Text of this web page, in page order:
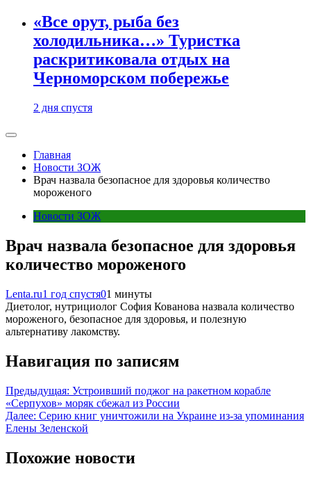
«Все орут, рыба без
холодильника…» Туристка
раскритиковала отдых на
Черноморском побережье
2 дня спустя
Главная
Новости ЗОЖ
Врач назвала безопасное для здоровья количество
мороженого
Новости ЗОЖ
Врач назвала безопасное для здоровья
количество мороженого
Lenta.ru1 год спустя01 минуты
Диетолог, нутрициолог София Кованова назвала количество
мороженого, безопасное для здоровья, и полезную
альтернативу лакомству.
Навигация по записям
Предыдущая: Устроивший поджог на ракетном корабле
«Серпухов» моряк сбежал из России
Далее: Серию книг уничтожили на Украине из-за упоминания
Елены Зеленской
Похожие новости